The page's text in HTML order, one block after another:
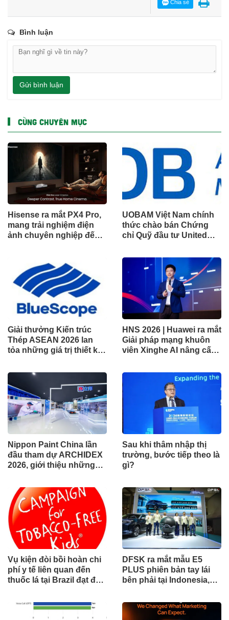
Chia sẻ
Bình luận
Gửi bình luận
CÙNG CHUYÊN MỤC
Hisense ra mắt PX4 Pro,
mang trải nghiệm điện
ảnh chuyên nghiệp đến
UOBAM Việt Nam chính
thức chào bán Chứng
chỉ Quỹ đầu tư United
(UMMF)
Giải thưởng Kiến trúc
Thép ASEAN 2026 lan
tỏa những giá trị thiết kế
vực
HNS 2026 | Huawei ra mắt
Giải pháp mạng khuôn
viên Xinghe AI nâng cấp
Nippon Paint China lần
đầu tham dự ARCHIDEX
2026, giới thiệu những
công nghiệp
Sau khi thâm nhập thị
trường, bước tiếp theo là
gì?
Vụ kiện đòi bồi hoàn chi
phí y tế liên quan đến
thuốc lá tại Brazil đạt đến
tòa án chuẩn bị ra phán
DFSK ra mắt mẫu E5
PLUS phiên bản tay lái
bên phải tại Indonesia,
trong hành trình mở rộng
toàn cầu